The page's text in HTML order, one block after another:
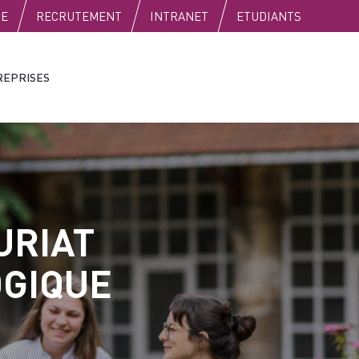
RECRUTEMENT INTRANET ETUDIANTS